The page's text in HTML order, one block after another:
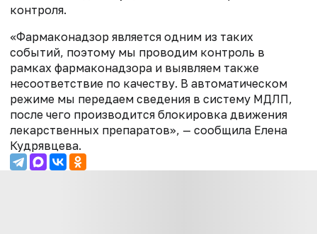
контроля.
«Фармаконадзор является одним из таких
событий, поэтому мы проводим контроль в
рамках фармаконадзора и выявляем также
несоответствие по качеству. В автоматическом
режиме мы передаем сведения в систему МДЛП,
после чего производится блокировка движения
лекарственных препаратов», — сообщила Елена
Кудрявцева.